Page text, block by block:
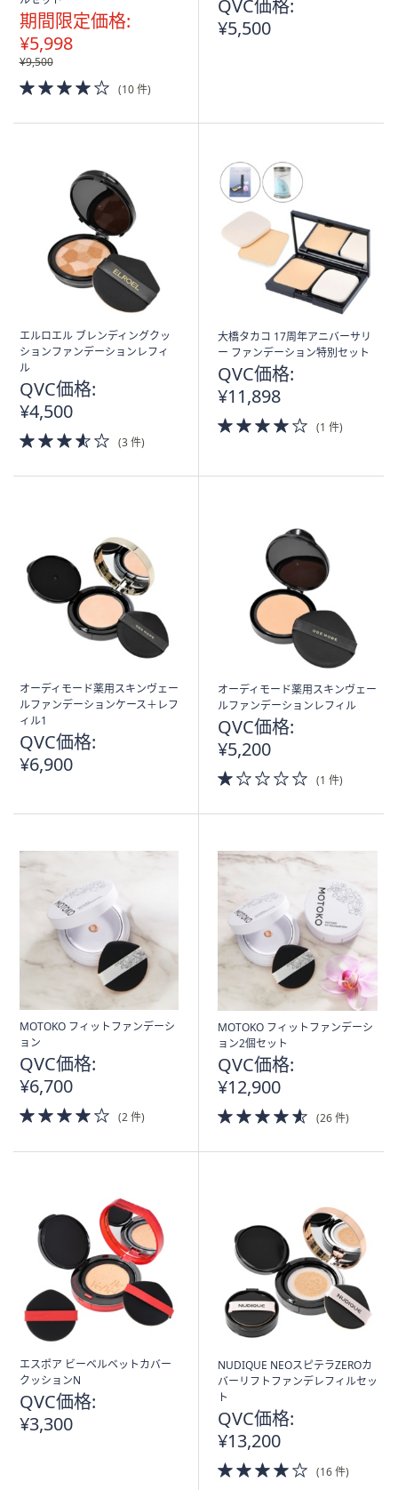
期間限定価格:
¥5,998
¥9,500
4.0
of
(10 件)
QVC価格:
¥5,500
エルロエル ブレンディングクッ
ションファンデーションレフィ
ル
QVC価格:
¥4,500
3.5
of
(3 件)
大橋タカコ 17周年アニバーサリ
ー ファンデーション特別セット
QVC価格:
¥11,898
4.0
of
(1 件)
オーディモード薬用スキンヴェー
ルファンデーションケース＋レフ
ィル1
QVC価格:
¥6,900
オーディモード薬用スキンヴェー
ルファンデーションレフィル
QVC価格:
¥5,200
1.0
of
(1 件)
MOTOKO フィットファンデーシ
ョン
QVC価格:
¥6,700
4.0
of
(2 件)
MOTOKO フィットファンデーシ
ョン2個セット
QVC価格:
¥12,900
4.5
of
(26 件)
エスポア ビーベルベットカバー
クッションN
QVC価格:
¥3,300
NUDIQUE NEOスピテラZEROカ
バーリフトファンデレフィルセッ
ト
QVC価格:
¥13,200
4.0
of
(16 件)